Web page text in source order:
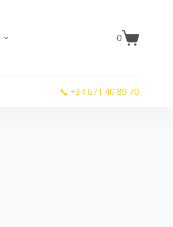
0
📞 +34 671 40 89 70